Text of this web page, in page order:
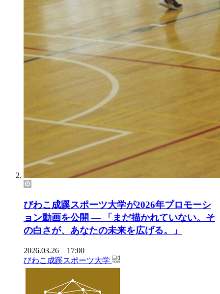
びわこ成蹊スポーツ大学が2026年プロモーシ
ョン動画を公開 ― 「まだ描かれていない。そ
の白さが、あなたの未来を広げる。」
2026.03.26 17:00
びわこ成蹊スポーツ大学